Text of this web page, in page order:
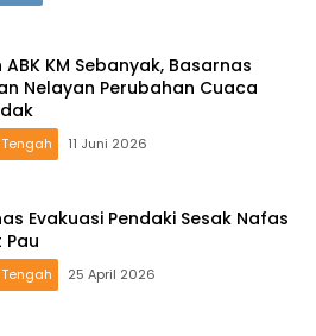
ABK KM Sebanyak, Basarnas
Nelayan Perubahan Cuaca
11 Juni 2026
Evakuasi Pendaki Sesak Nafas
Pau
25 April 2026